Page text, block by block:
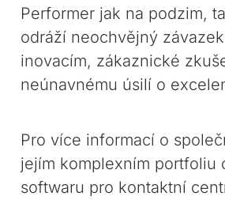
Performer jak na podzim,
odráží neochvějný
inovacím, zákaznické
neúnavnému úsilí o
Pro více informací o
jejím komplexním portfoliu
softwaru pro kontaktní